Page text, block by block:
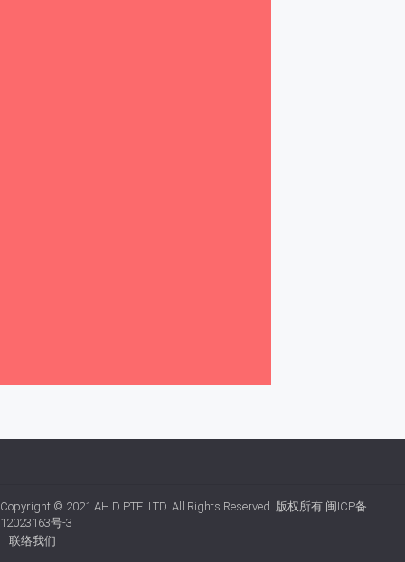
Copyright © 2021 AH.D PTE. LTD. All Rights Reserved. 版权所有 闽ICP备
12023163号-3
联络我们